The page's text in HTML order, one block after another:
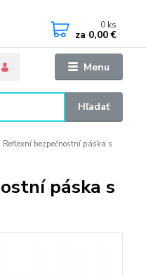
Menu
Hľadať
0 ks
za 0,00 €
Reflexní bezpečnostní páska s
páska s